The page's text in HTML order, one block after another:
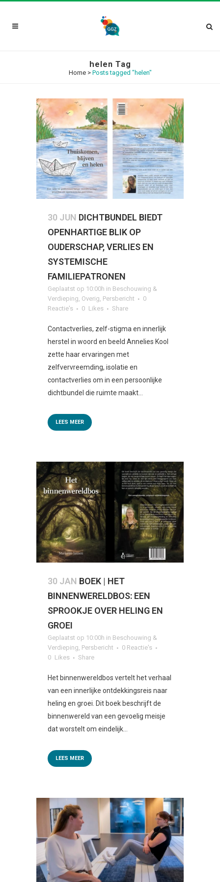
helen Tag
Home> Posts tagged "helen"
30 JUN DICHTBUNDEL BIEDT
OPENHARTIGE BLIK OP
OUDERSCHAP, VERLIES EN
SYSTEMISCHE
FAMILIEPATRONEN
Geplaatst op 10:00h in Beschouwing &
Verdieping, Overig, Persbericht
0
Reactie's
0 Likes Share
Contactverlies, zelf-stigma en innerlijk
herstel in woord en beeld Annelies Kool
zette haar ervaringen met
zelfvervreemding, isolatie en
contactverlies om in een persoonlijke
dichtbundel die ruimte maakt...
LEES MEER
30 JAN BOEK | HET
BINNENWERELDBOS: EEN
SPROOKJE OVER HELING EN
GROEI
Geplaatst op 10:00h in Beschouwing &
Verdieping Persbericht
0 Reactie's
0 Likes Share
Het binnenwereldbos vertelt het verhaal
van een innerlijke ontdekkingsreis naar
heling en groei. Dit boek beschrijft de
binnenwereld van een gevoelig meisje
dat worstelt om eindelijk...
LEES MEER